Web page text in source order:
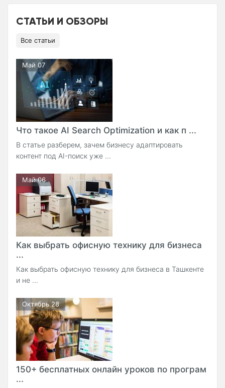
СТАТЬИ И ОБЗОРЫ
Все статьи
Май 07
Что такое AI Search Optimization и как п ...
В статье разберем, зачем бизнесу адаптировать
контент под AI-поиск уже ...
Май 06
Как выбрать офисную технику для бизнеса
...
Как выбрать офисную технику для бизнеса в Ташкенте
и не ...
Октябрь 28
150+ бесплатных онлайн уроков по програм
...